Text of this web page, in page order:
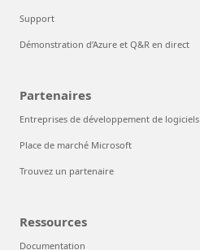
Support
Démonstration d’Azure et Q&R en direct
Partenaires
Entreprises de développement de logiciels
Place de marché Microsoft
Trouvez un partenaire
Ressources
Documentation